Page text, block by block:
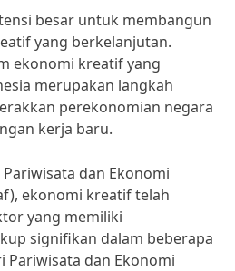
besar untuk membangun
yang berkelanjutan.
ekonomi kreatif yang
merupakan langkah
perekonomian negara
kerja baru.
dan Ekonomi
ekonomi kreatif telah
yang memiliki
signifikan dalam beberapa
dan Ekonomi